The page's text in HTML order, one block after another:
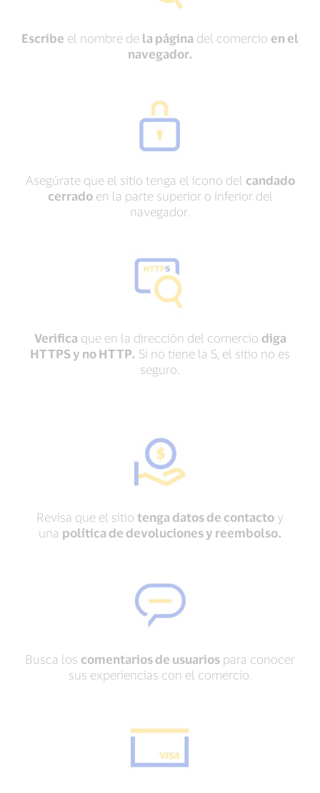
Escribe el nombre de la página del comercio en el
navegador.
Asegúrate que el sitio tenga el ícono del candado
cerradoen la parte superior o inferior del
navegador.
Verifica que en la dirección del comercio diga
HTTPS y no HTTP. Si no tiene la S, el sitio no es
seguro.
Revisa que el sitio tenga datos de contacto y
una política de devoluciones y reembolso.
Busca los comentarios de usuarios para conocer
sus experiencias con el comercio.